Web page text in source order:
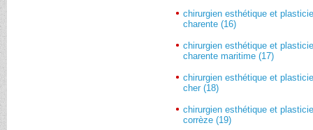
chirurgien esthétique et
charente (16)
chirurgien esthétique et
charente maritime (17)
chirurgien esthétique et
cher (18)
chirurgien esthétique et
corrèze (19)